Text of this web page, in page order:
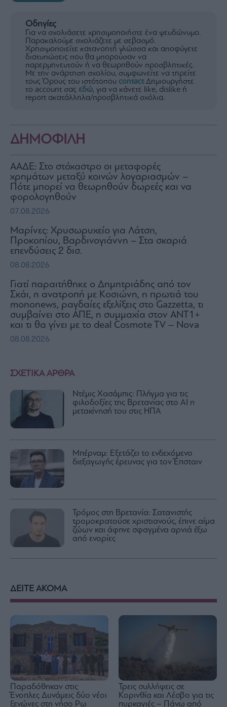
ΣΧΕΤΙΚΑ ΑΡΘΡΑ
Ντέμις Χασάμπις: Πλήγμα για τις
φιλοδοξίες της Βρετανίας στο AI η
μετακίνησή του στις ΗΠΑ
Μπέρναμ: Εξετάζει το ενδεχόμενο
διεξαγωγής έρευνας για τον Έπσταιν
Τρόμος στη Βρετανία: Σατανιστής
τρομοκρατούσε χριστιανούς, έπινε αίμα
ζώων και άφηνε σφαγμένα αρνιά έξω
από ενορίες
Οδηγίες
Για να σχολιάσετε χρησιμοποιήστε ένα ψευδώνυμο.
Παρακαλούμε σχολιάζετε με σεβασμό.
Χρησιμοποιείτε κατανοητή γλώσσα και αποφύγετε
διατυπώσεις που θα μπορούσαν να
παρερμηνευτούν ή να θεωρηθούν προσβλητικές.
Με την ανάρτηση σχολίου, συμφωνείτε να τηρείτε
τους Όρους του ιστότοπου contactΔημιουργήστε
το account σας εδώ, για να κάνετε like, dislike ή
report ακατάλληλα/προσβλητικά σχόλια.
ΔΗΜΟΦΙΛΗ
ΑΑΔΕ: Στο στόχαστρο οι μεταφορές
χρημάτων μεταξύ κοινών λογαριασμών –
Πότε μπορεί να θεωρηθούν δωρεές και να
φορολογηθούν
07.08.2026
Μαρίνες: Χρυσωρυχείο για Λάτση,
Προκοπίου, Βαρδινογιάννη – Στα σκαριά
επενδύσεις 2 δισ.
08.08.2026
Γιατί παραιτήθηκε ο Δημητριάδης από τον
Σκάι, η ανατροπή με Κοσιώνη, η πρωτιά του
mononews, ραγδαίες εξελίξεις στο Gazzetta, τι
συμβαίνει στο ΑΠΕ, η συμμαχία στον ΑΝΤ1+
και τι θα γίνει με το deal Cosmote TV – Nova
08.08.2026
ΔΕΙΤΕ ΑΚΟΜΑ
Παραδόθηκαν στις
Ένοπλες Δυνάμεις δύο νέοι
ξενώνες στη νήσο Ρω
Τρεις συλλήψεις σε
Κορινθία και Λέσβο για τις
πυρκαγιές – Πάνω από